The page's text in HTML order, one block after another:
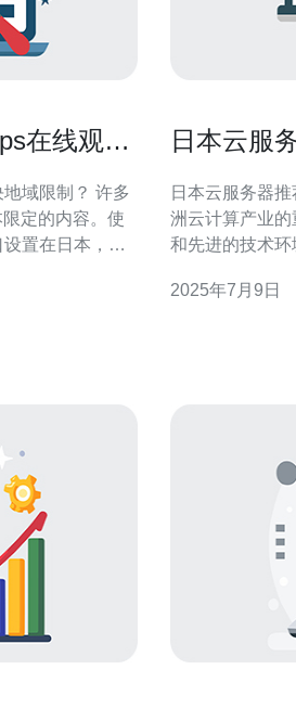
在线观看
域限制？ 许多
定的内容。使
置在日本，从
台的检测策
日本云服
日本云服务器推荐:
洲云计算产业
和先进的技术
及优质的客户体验。 日本云服务器提供商
2025年7月9日